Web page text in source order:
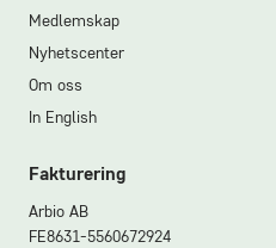
Medlemskap
Nyhetscenter
Om oss
In English
Fakturering
Arbio AB
FE8631-5560672924